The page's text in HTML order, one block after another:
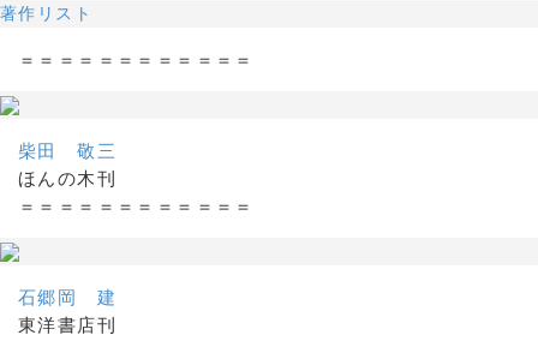
著作リスト
＝＝＝＝＝＝＝＝＝＝＝＝
柴田 敬三
ほんの木刊
＝＝＝＝＝＝＝＝＝＝＝＝
石郷岡 建
東洋書店刊